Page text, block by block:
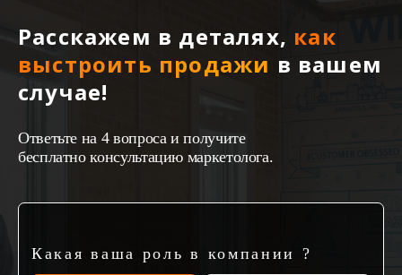
Расскажем в деталях, как
выстроить продажи в вашем
случае!
Ответьте на 4 вопроса и получите
бесплатно консультацию маркетолога.
Какая ваша роль в компании ?